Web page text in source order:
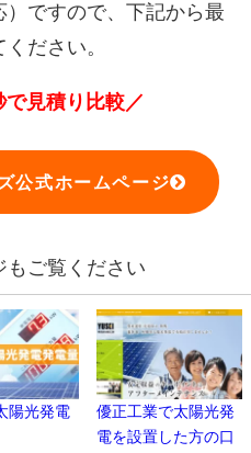
ですので、下記から最
ださい。
で見積り比較／
公式ホームページ
もご覧ください
陽光発電
優正工業で太陽光発
電を設置した方の口